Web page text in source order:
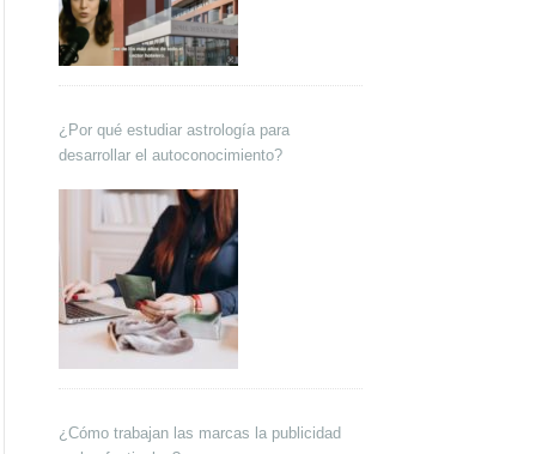
¿Por qué estudiar astrología para
desarrollar el autoconocimiento?
¿Cómo trabajan las marcas la publicidad